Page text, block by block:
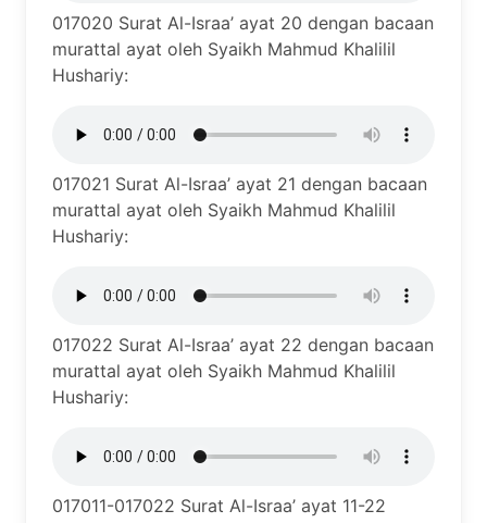
017020 Surat Al-Israa’ ayat 20 dengan bacaan
murattal ayat oleh Syaikh Mahmud Khalilil
Hushariy:
017021 Surat Al-Israa’ ayat 21 dengan bacaan
murattal ayat oleh Syaikh Mahmud Khalilil
Hushariy:
017022 Surat Al-Israa’ ayat 22 dengan bacaan
murattal ayat oleh Syaikh Mahmud Khalilil
Hushariy:
017011-017022 Surat Al-Israa’ ayat 11-22